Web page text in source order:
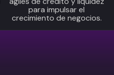
para impulsar el
crecimiento de negocios.